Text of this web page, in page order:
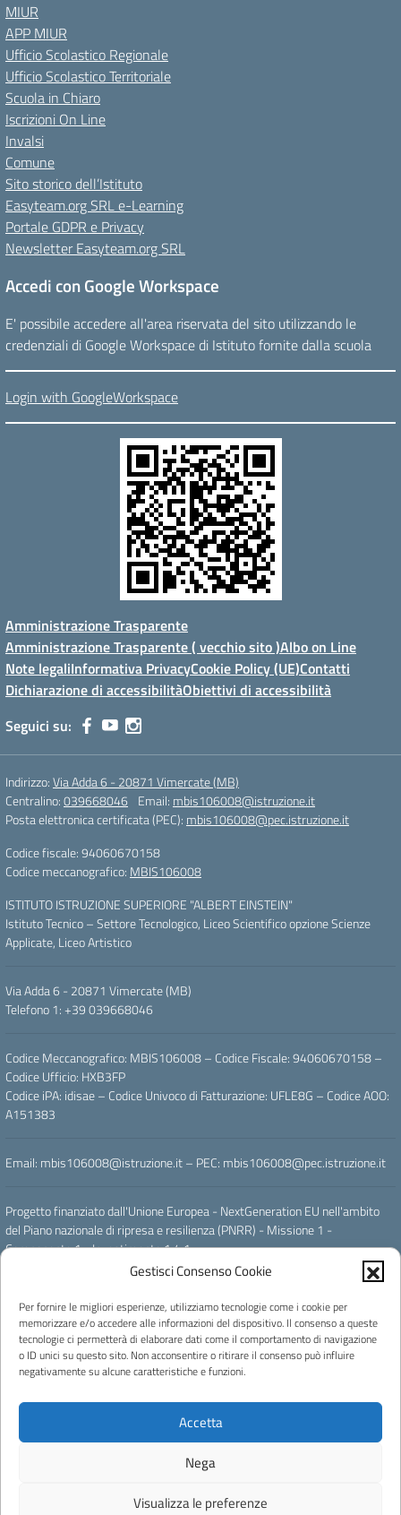
Gestisci Consenso Cookie
Per fornire le migliori esperienze, utilizziamo tecnologie come i cookie per
memorizzare e/o accedere alle informazioni del dispositivo. Il consenso a queste
tecnologie ci permetterà di elaborare dati come il comportamento di navigazione
o ID unici su questo sito. Non acconsentire o ritirare il consenso può influire
negativamente su alcune caratteristiche e funzioni.
Accetta
Nega
Visualizza le preferenze
MIUR
APP MIUR
Ufficio Scolastico Regionale
Ufficio Scolastico Territoriale
Scuola in Chiaro
Iscrizioni On Line
Invalsi
Comune
Sito storico dell’Istituto
Easyteam.org SRL e-Learning
Portale GDPR e Privacy
Newsletter Easyteam.org SRL
Accedi con Google Workspace
E' possibile accedere all'area riservata del sito utilizzando le
credenziali di Google Workspace di Istituto fornite dalla scuola
Login with GoogleWorkspace
Amministrazione Trasparente
Amministrazione Trasparente ( vecchio sito )Albo on Line
Note legaliInformativa PrivacyCookie Policy (UE)Contatti
Dichiarazione di accessibilitàObiettivi di accessibilità
Seguici su:
Indirizzo:Via Adda 6 - 20871 Vimercate (MB)
Centralino:039668046 Email: mbis106008@istruzione.it
Posta elettronica certificata (PEC): mbis106008@pec.istruzione.it
Codice fiscale: 94060670158
Codice meccanografico: MBIS106008
ISTITUTO ISTRUZIONE SUPERIORE "ALBERT EINSTEIN"
Istituto Tecnico – Settore Tecnologico, Liceo Scientifico opzione Scienze
Applicate, Liceo Artistico
Via Adda 6 - 20871 Vimercate (MB)
Telefono 1: +39 039668046
Codice Meccanografico: MBIS106008 – Codice Fiscale: 94060670158 –
Codice Ufficio: HXB3FP
Codice iPA: idisae – Codice Univoco di Fatturazione: UFLE8G – Codice AOO:
A151383
Email: mbis106008@istruzione.it – PEC: mbis106008@pec.istruzione.it
Progetto finanziato dall'Unione Europea - NextGeneration EU nell'ambito
del Piano nazionale di ripresa e resilienza (PNRR) - Missione 1 -
Componente 1 - Investimento 1.4.1
" ESPERIENZA DEL CITTADINO NEI SERVIZI PUBBLICI - SCUOLE "
Powered by
Concept & Design by Designers Italia
Progettato e sviluppato da Easyteam.org SRL